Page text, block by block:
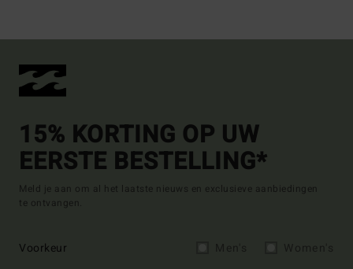
15% KORTING OP UW
EERSTE BESTELLING*
Meld je aan om al het laatste nieuws en exclusieve aanbiedingen
te ontvangen.
Voorkeur